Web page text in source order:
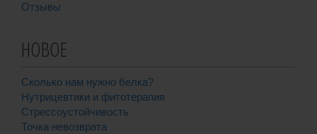
Отзывы
НОВОЕ
Сколько нам нужно белка?
Нутрицевтики и фитотерапия
Стрессоустойчивость
Точка невозврата